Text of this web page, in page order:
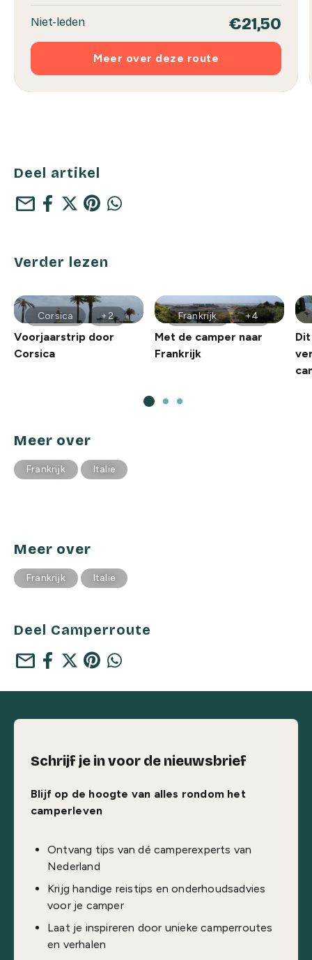
Niet-leden €21,50
Meer over deze route
Deel artikel
mail
Verder lezen
Corsica +2
Voorjaarstrip door
Corsica
Frankrijk +4
Met de camper naar
Frankrijk
Meer over
Frankrijk Italie
Meer over
Frankrijk Italie
Deel Camperroute
mail
Schrijf je in voor de nieuwsbrief
Blijf op de hoogte van alles rondom het
camperleven
Ontvang tips van dé camperexperts van
Nederland
Krijg handige reistips en onderhoudsadvies
voor je camper
Laat je inspireren door unieke camperroutes
en verhalen